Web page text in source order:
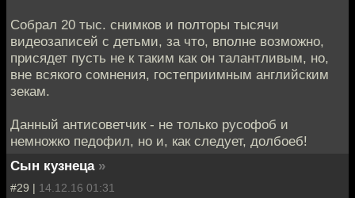
Собрал 20 тыс. снимков и полторы тысячи
видеозаписей с детьми, за что, вполне возможно,
присядет пусть не к таким как он талантливым, но,
вне всякого сомнения, гостеприимным английским
зекам.
Данный антисоветчик - не только русофоб и
немножко педофил, но и, как следует, долбоеб!
Сын кузнеца »
#29 | 14.12.16 01:31